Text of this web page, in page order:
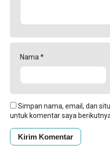
Nama*
Simpan nama, email, dan
untuk komentar saya